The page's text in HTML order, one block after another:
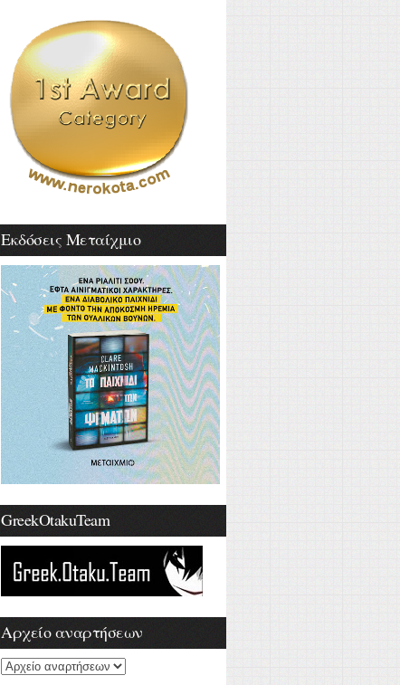
Εκδόσεις Μεταίχμιο
GreekOtakuTeam
Αρχείο αναρτήσεων